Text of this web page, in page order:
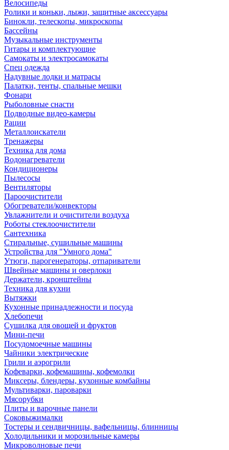
Велосипеды
Ролики и коньки, лыжи, защитные аксессуары
Бинокли, телескопы, микроскопы
Бассейны
Музыкальные инструменты
Гитары и комплектующие
Самокаты и электросамокаты
Спец одежда
Надувные лодки и матрасы
Палатки, тенты, спальные мешки
Фонари
Рыболовные снасти
Подводные видео-камеры
Рации
Металлоискатели
Тренажеры
Техника для дома
Водонагреватели
Кондиционеры
Пылесосы
Вентиляторы
Пароочистители
Обогреватели/конвекторы
Увлажнители и очистители воздуха
Роботы стеклоочистители
Сантехника
Стиральные, сушильные машины
Устройства для "Умного дома"
Утюги, парогенераторы, отпариватели
Швейные машины и оверлоки
Держатели, кронштейны
Техника для кухни
Вытяжки
Кухонные принадлежности и посуда
Хлебопечи
Сушилка для овощей и фруктов
Мини-печи
Посудомоечные машины
Чайники электрические
Грили и аэрогрили
Кофеварки, кофемашины, кофемолки
Миксеры, блендеры, кухонные комбайны
Мультиварки, пароварки
Мясорубки
Плиты и варочные панели
Соковыжималки
Тостеры и сендвичницы, вафельницы, блинницы
Холодильники и морозильные камеры
Микроволновые печи